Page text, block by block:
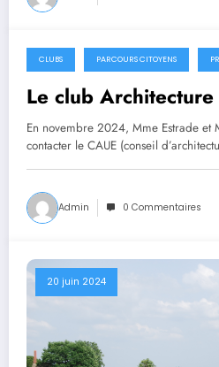
2 août 2024
CLUBS PARCOURS CITOYENS
Le club Architecture
En novembre 2024, Mme Estrade et
contacter le CAUE (conseil
Admin 0 Commentaires
20 juin 2024